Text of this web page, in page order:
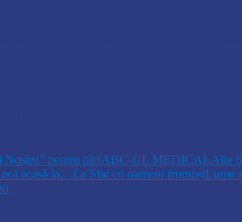
Nostru” pentru piciABC-UL MEDICALAlte
acasă la…La Sfat cu oameni frumoșiLume